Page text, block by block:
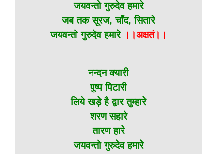
जयवन्तो गुरुदेव हमारे
जब तक सूरज, चाँद, सितारे
जयवन्तो गुरुदेव हमारे ।।अक्षतं।।
नन्दन क्यारी
पुष्प पिटारी
लिये खड़े है द्वार तुम्हारे
शरण सहारे
तारण हारे
जयवन्तो गुरुदेव हमारे